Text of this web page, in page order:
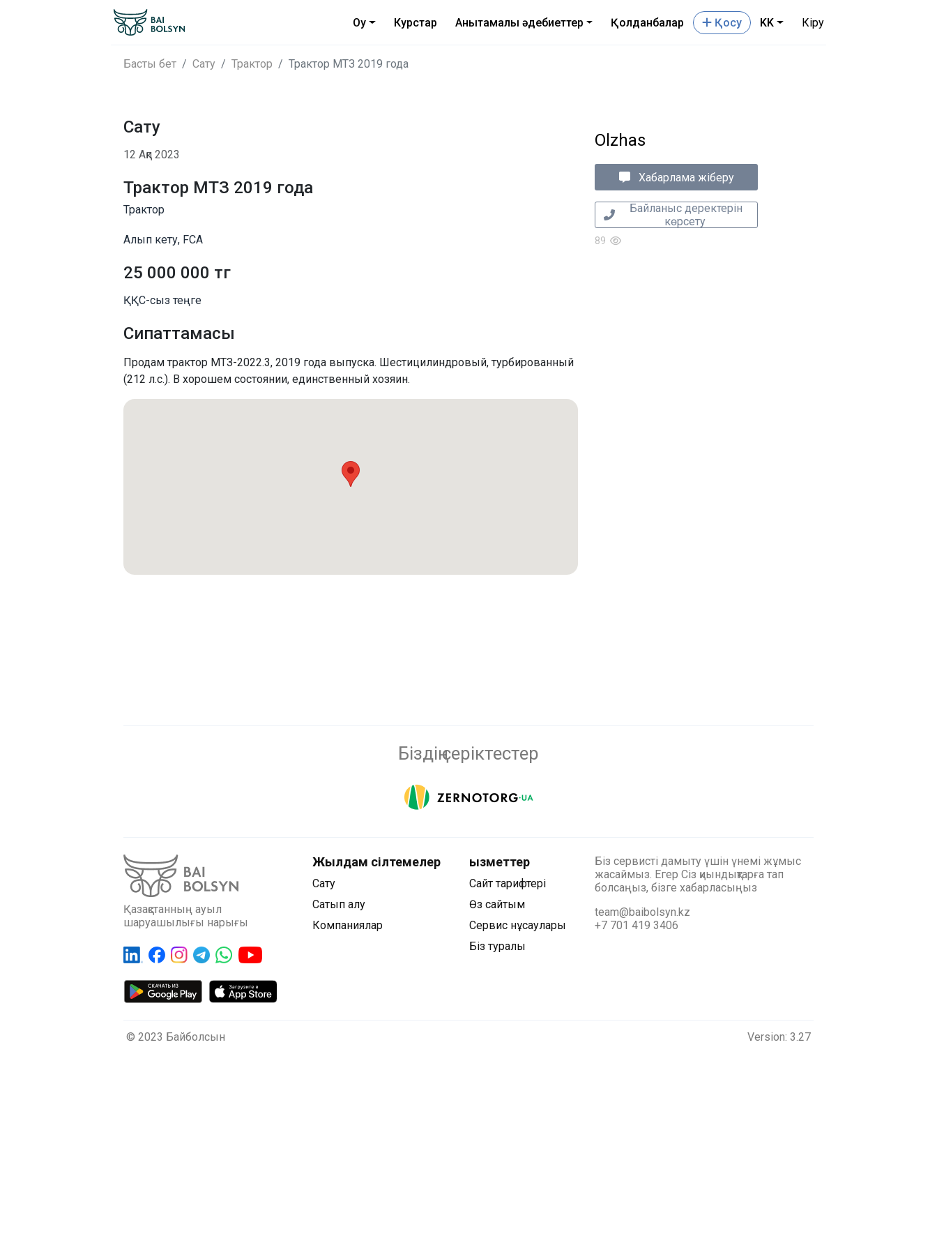
Оқу Курстар Анықтамалық әдебиеттер Қолданбалар Қосу KK Кіру
Басты бет Сату Трактор Трактор МТЗ 2019 года
Сату
12 Ақп 2023
Трактор МТЗ 2019 года
Трактор
Алып кету, FCA
25 000 000 тг
ҚҚС-сыз теңге
Сипаттамасы
Продам трактор МТЗ-2022.3, 2019 года выпуска. Шестицилиндровый, турбированный
(212 л.с.). В хорошем состоянии, единственный хозяин.
Olzhas
Хабарлама жіберу
Байланыс деректерін
көрсету
89
Біздің серіктестер
Қазақстанның ауыл
шаруашылығы нарығы
Жылдам сілтемелер
Сату
Сатып алу
Компаниялар
Қызметтер
Сайт тарифтері
Өз сайтым
Сервис нұсқаулары
Біз туралы
Біз сервисті дамыту үшін үнемі жұмыс
жасаймыз. Егер Сіз қиындықтарға тап
болсаңыз, бізге хабарласыңыз
team@baibolsyn.kz
+7 701 419 3406
© 2023 Байболсын Version: 3.27